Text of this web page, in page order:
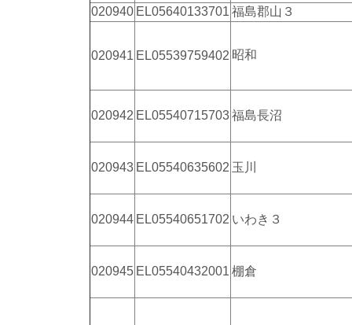
020940 EL05640133701 福島郡山３
020941 EL05539759402 昭和
020942 EL05540715703福島長沼
020943 EL05540635602 玉川
020944 EL05540651702 いわき３
020945 EL05540432001 棚倉